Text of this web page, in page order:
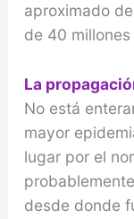
aproximado
de 40 millones
La
No está
mayor
lugar por el
desde donde